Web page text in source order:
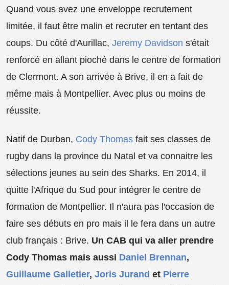
Quand vous avez une enveloppe recrutement
limitée, il faut être malin et recruter en tentant des
coups. Du côté d'Aurillac, Jeremy Davidson s'était
renforcé en allant pioché dans le centre de formation
de Clermont. A son arrivée à Brive, il en a fait de
même mais à Montpellier. Avec plus ou moins de
réussite.
Natif de Durban, Cody Thomas fait ses classes de
rugby dans la province du Natal et va connaitre les
sélections jeunes au sein des Sharks. En 2014, il
quitte l'Afrique du Sud pour intégrer le centre de
formation de Montpellier. Il n'aura pas l'occasion de
faire ses débuts en pro mais il le fera dans un autre
club français : Brive. Un CAB qui va aller prendre
Cody Thomas mais aussi Daniel Brennan,
Guillaume Galletier, Joris Jurand et Pierre